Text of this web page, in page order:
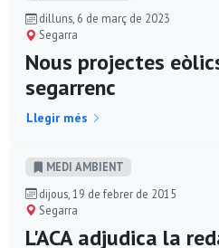
dilluns, 6 de març de 2023
Segarra
Nous projectes
segarrenc
Llegir més
MEDI AMBIENT
dijous, 19 de febrer de 2015
Segarra
L'ACA adjudica la